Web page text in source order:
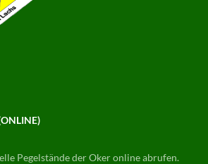
Pegelstände der Oker online abrufen.